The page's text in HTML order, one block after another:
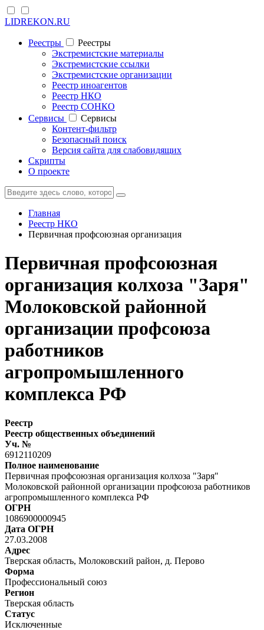
LIDREKON.RU
Реестры
Реестры
Экстремистские материалы
Экстремистские ссылки
Экстремистские организации
Реестр иноагентов
Реестр НКО
Реестр СОНКО
Cервисы
Cервисы
Контент-фильтр
Безопасный поиск
Версия сайта для слабовидящих
Скрипты
О проекте
Главная
Реестр НКО
Первичная профсоюзная организация
Первичная профсоюзная
организация колхоза "Заря"
Молоковской районной
организации профсоюза
работников
агропромышленного
комплекса РФ
Реестр
Реестр общественных объединений
Уч. №
6912110209
Полное наименование
Первичная профсоюзная организация колхоза "Заря"
Молоковской районной организации профсоюза работников
агропромышленного комплекса РФ
ОГРН
1086900000945
Дата ОГРН
27.03.2008
Адрес
Тверская область, Молоковский район, д. Перово
Форма
Профессиональный союз
Регион
Тверская область
Статус
Исключенные